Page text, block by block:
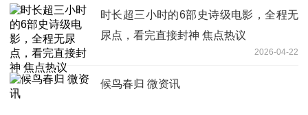
时长超三小时的6部史诗级电影，全程无
尿点，看完直接封神 焦点热议
2026-04-22
候鸟春归 微资讯